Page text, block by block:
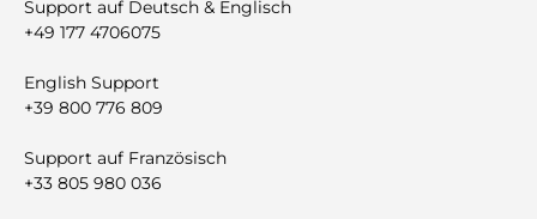
Support auf Deutsch & Englisch
+49 177 4706075
English Support
+39 800 776 809
Support auf Französisch
+33 805 980 036